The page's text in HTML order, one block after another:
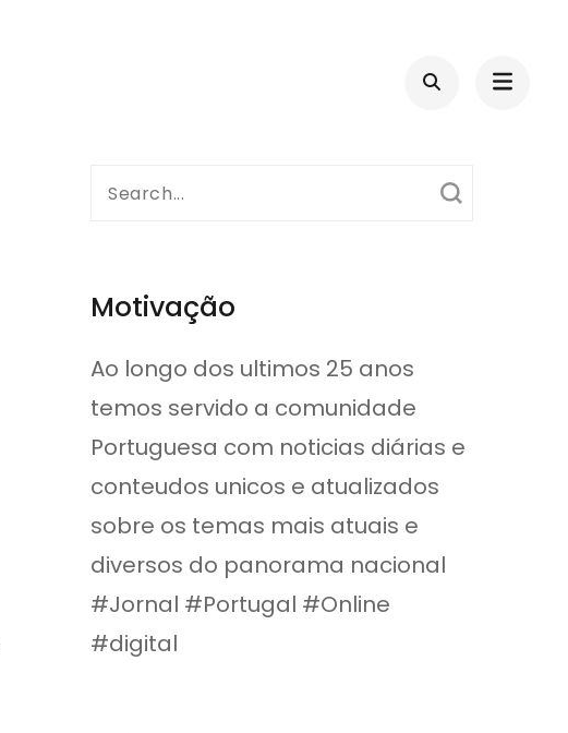
Search
Motivação
Ao longo dos ultimos 25 anos
temos servido a comunidade
Portuguesa com noticias diárias e
conteudos unicos e atualizados
sobre os temas mais atuais e
diversos do panorama nacional
#Jornal #Portugal #Online
#digital